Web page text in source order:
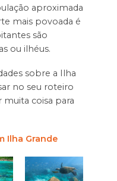
aproximada
mais povoada é
são
ou ilhéus.
sobre a Ilha
no seu roteiro
muita coisa para
Ilha Grande